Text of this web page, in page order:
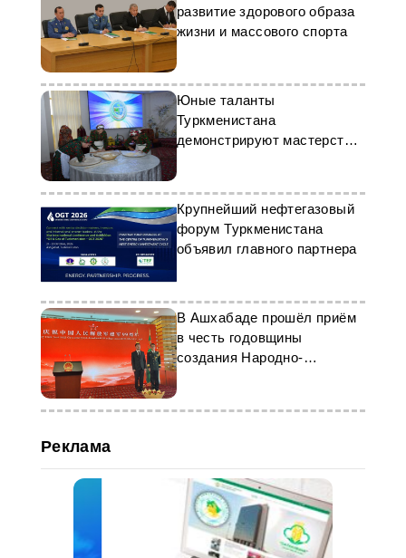
развитие здорового образа
жизни и массового спорта
Юные таланты
Туркменистана
демонстрируют мастерство
Крупнейший нефтегазовый
форум Туркменистана
объявил главного партнера
В Ашхабаде прошёл приём
в честь годовщины
создания Народно-
освободительной армии
Китая
Реклама